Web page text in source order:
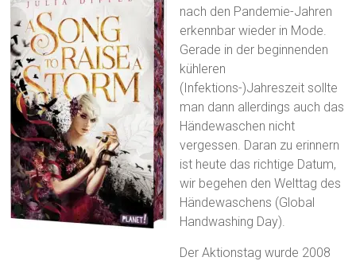
nach den Pandemie-Jahren
erkennbar wieder in Mode.
Gerade in der beginnenden
kühleren
(Infektions-)Jahreszeit sollte
man dann allerdings auch das
Händewaschen nicht
vergessen. Daran zu erinnern
ist heute das richtige Datum,
wir begehen den Welttag des
Händewaschens (Global
Handwashing Day).
Der Aktionstag wurde 2008